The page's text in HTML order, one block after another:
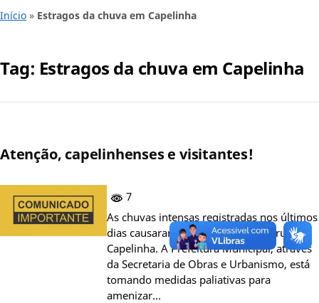
Início » Estragos da chuva em Capelinha
Tag: Estragos da chuva em Capelinha
Atenção, capelinhenses e visitantes!
7
As chuvas intensas registradas nos últimos
dias causaram diversos danos em ruas de
Capelinha. A Prefeitura Municipal, através
da Secretaria de Obras e Urbanismo, está
tomando medidas paliativas para
amenizar…